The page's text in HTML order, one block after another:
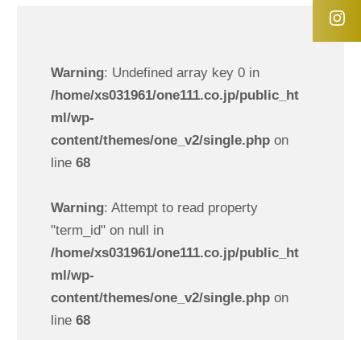
Warning: Undefined array key 0 in
/home/xs031961/one111.co.jp/public_ht
ml/wp-
content/themes/one_v2/single.phpon
line 68
Warning: Attempt to read property
"term_id" on null in
/home/xs031961/one111.co.jp/public_ht
ml/wp-
content/themes/one_v2/single.phpon
line 68